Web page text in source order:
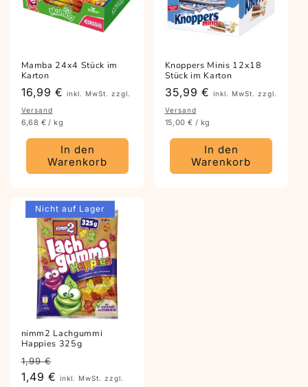
Mamba 24x4 Stück im
Karton
Preis
16,99 € inkl. MwSt. zzgl.
Versand
6,68 € / kg
In den
Warenkorb
Knoppers Minis 12x18
Stück im Karton
Preis
35,99 € inkl. MwSt. zzgl.
Versand
15,00 € / kg
In den
Warenkorb
Nicht auf Lager
nimm2 Lachgummi
Happies 325g
Preis
1,99 €
1,49 € inkl. MwSt. zzgl.